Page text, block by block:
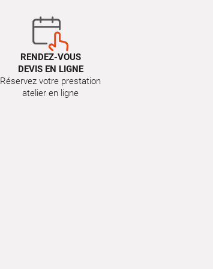
RENDEZ-VOUS
DEVIS EN LIGNE
Réservez votre prestation
atelier en ligne